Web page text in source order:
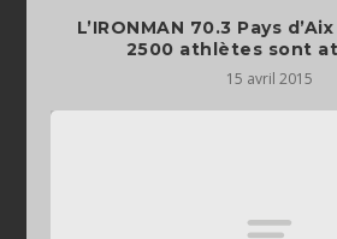
L’IRONMAN 70.3 Pays
15 avril 2015